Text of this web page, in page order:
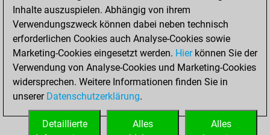
your Fritz account
Fritz
Sonntag, Juli
26, 2020
You played 1
slow games
Play
You scored +1
=0 -0 in slow games
Inhalte auszuspielen. Abhängig von ihrem
Verwendungszweck können dabei neben technisch
erforderlichen Cookies auch Analyse-Cookies sowie
Marketing-Cookies eingesetzt werden. Hierkönnen Sie der
Verwendung von Analyse-Cookies und Marketing-Cookies
widersprechen. Weitere Informationen finden Sie in
unserer Datenschutzerklärung.
Alles
Alles
Detaillierte